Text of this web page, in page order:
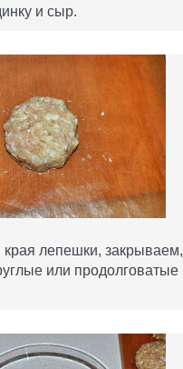
и сыр.
лепешки, закрываем,
или продолговатые